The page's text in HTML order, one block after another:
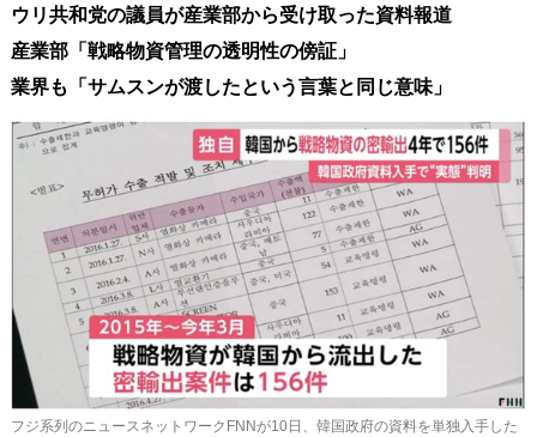
다
른
라
사
트
ウリ共和党の議員が産業部から受け取った資料報道
産業部「戦略物資管理の透明性の傍証」
業界も「サムスンが渡したという言葉と同じ意味」
フジ系列のニュースネットワークFNNが10日、韓国政府の資料を単独入手した